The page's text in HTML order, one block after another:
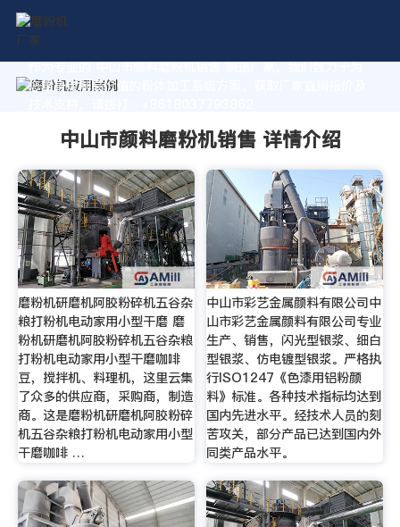
作为专业的 中山市颜料磨粉机销售 制造厂家，我们致力于为
您量身定制高价值的粉体加工系统方案。获取厂家直销报价及
中山市颜料磨粉机销售 详情介绍
磨粉机研磨机阿胶粉碎机五谷杂
粮打粉机电动家用小型干磨 磨
粉机研磨机阿胶粉碎机五谷杂粮
打粉机电动家用小型干磨咖啡
豆，搅拌机、料理机，这里云集
了众多的供应商，采购商，制造
商。这是磨粉机研磨机阿胶粉碎
机五谷杂粮打粉机电动家用小型
干磨咖啡 …
中山市彩艺金属颜料有限公司中
山市彩艺金属颜料有限公司专业
生产、销售，闪光型银浆、细白
型银浆、仿电镀型银浆。严格执
行ISO1247《色漆用铝粉颜
料》标准。各种技术指标均达到
国内先进水平。经技术人员的刻
苦攻关，部分产品已达到国内外
同类产品水平。